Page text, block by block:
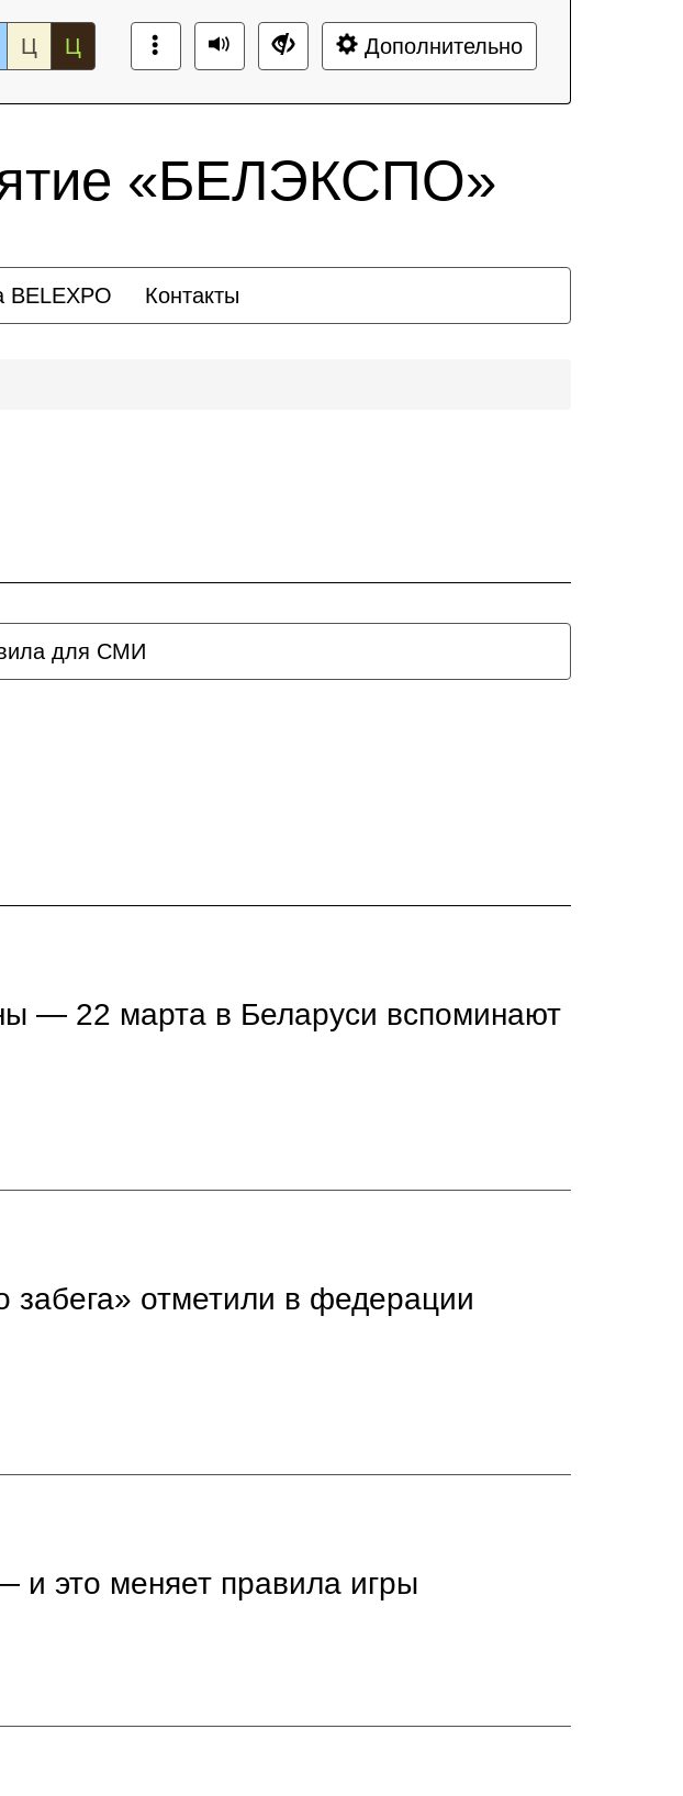
Ц Ц Дополнительно
«БЕЛЭКСПО»
BELEXPO Контакты
для СМИ
— 22 марта в Беларуси вспоминают
забега» отметили в федерации
это меняет правила игры